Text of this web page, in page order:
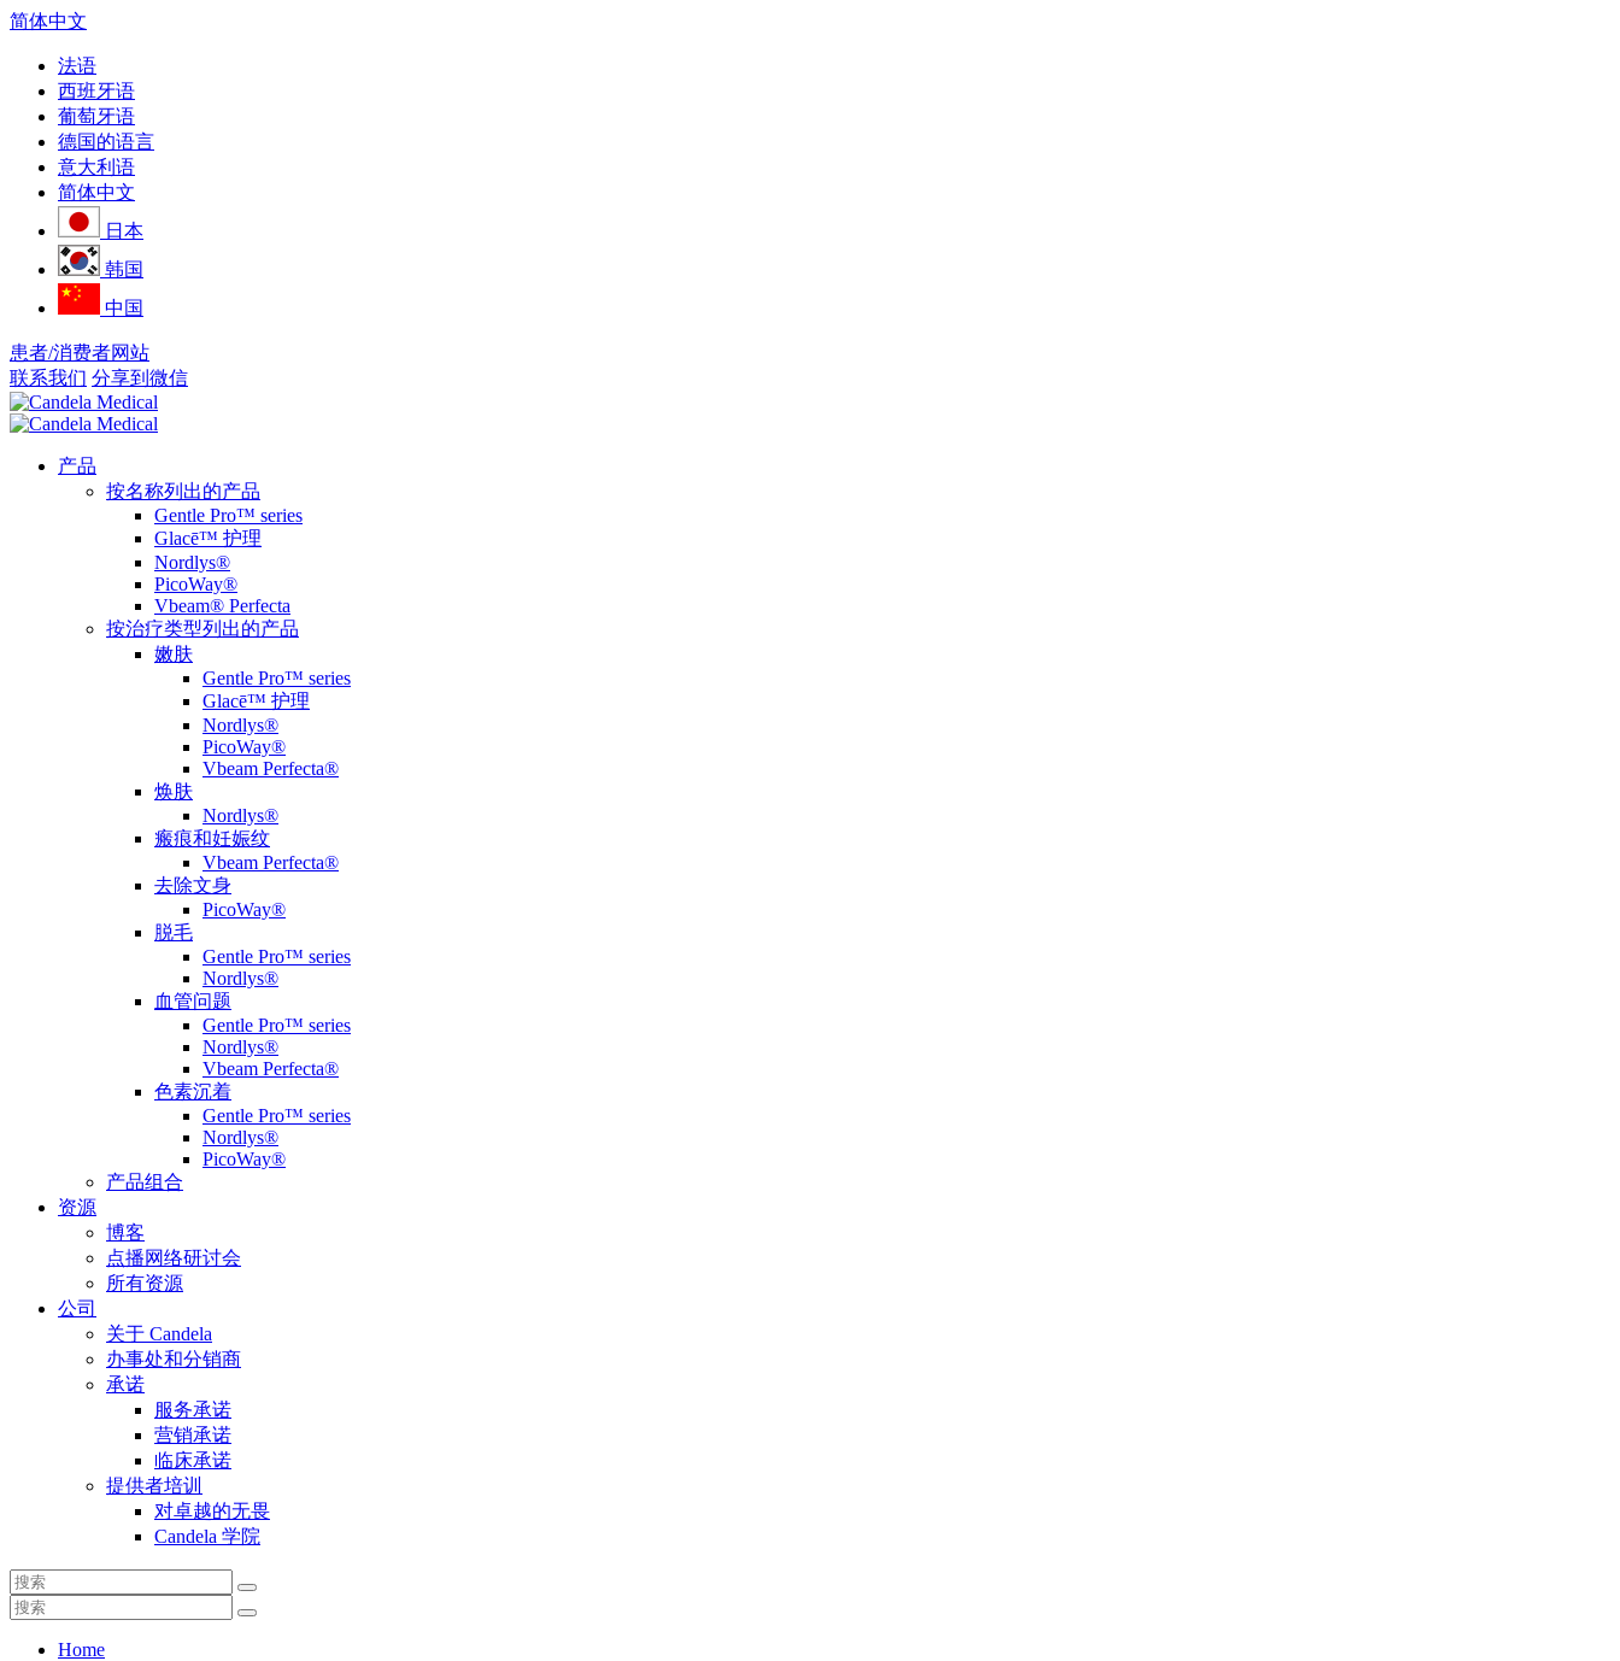
简体中文
法语
西班牙语
葡萄牙语
德国的语言
意大利语
简体中文
日本
韩国
中国
患者/消费者网站
联系我们 分享到微信
产品
按名称列出的产品
Gentle Pro™ series
Glacē™ 护理
Nordlys®
PicoWay®
Vbeam® Perfecta
按治疗类型列出的产品
嫩肤
Gentle Pro™ series
Glacē™ 护理
Nordlys®
PicoWay®
Vbeam Perfecta®
焕肤
Nordlys®
瘢痕和妊娠纹
Vbeam Perfecta®
去除文身
PicoWay®
脱毛
Gentle Pro™ series
Nordlys®
血管问题
Gentle Pro™ series
Nordlys®
Vbeam Perfecta®
色素沉着
Gentle Pro™ series
Nordlys®
PicoWay®
产品组合
资源
博客
点播网络研讨会
所有资源
公司
关于 Candela
办事处和分销商
承诺
服务承诺
营销承诺
临床承诺
提供者培训
对卓越的无畏
Candela 学院
Home